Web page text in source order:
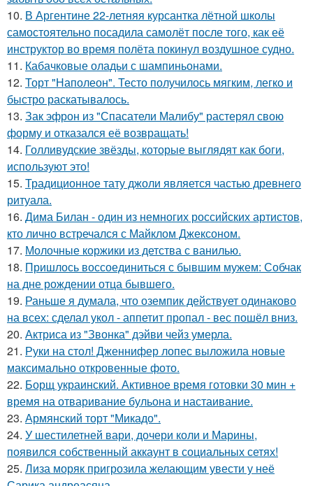
10. В Аргентине 22-летняя курсантка лётной школы
самостоятельно посадила самолёт после того, как её
инструктор во время полёта покинул воздушное судно.
11. Кабачковые оладьи с шампиньонами.
12. Торт "Наполеон". Тесто получилось мягким, легко и
быстро раскатывалось.
13. Зак эфрон из "Спасатели Малибу" растерял свою
форму и отказался её возвращать!
14. Голливудские звёзды, которые выглядят как боги,
используют это!
15. Традиционное тату джоли является частью древнего
ритуала.
16. Дима Билан - один из немногих российских артистов,
кто лично встречался с Майклом Джексоном.
17. Молочные коржики из детства с ванилью.
18. Пришлось воссоединиться с бывшим мужем: Собчак
на дне рождении отца бывшего.
19. Раньше я думала, что оземпик действует одинаково
на всех: сделал укол - аппетит пропал - вес пошёл вниз.
20. Актриса из "Звонка" дэйви чейз умерла.
21. Руки на стол! Дженнифер лопес выложила новые
максимально откровенные фото.
22. Борщ украинский. Активное время готовки 30 мин +
время на отваривание бульона и настаивание.
23. Армянский торт "Микадо".
24. У шестилетней вари, дочери коли и Марины,
появился собственный аккаунт в социальных сетях!
25. Лиза моряк пригрозила желающим увести у неё